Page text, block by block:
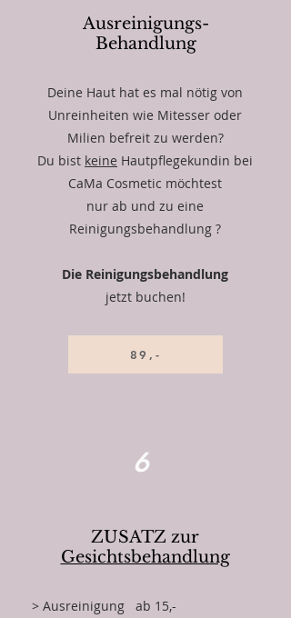
Ausreinigungs-
Behandlung
Deine Haut hat es mal nötig von
Unreinheiten wie Mitesser oder
Milien befreit zu werden?
Du bist keine Hautpflegekundin bei
CaMa Cosmetic möchtest
nur ab und zu eine
Reinigungsbehandlung ?
Die Reinigungsbehandlung
jetzt buchen!
89,-
6
ZUSATZ zur
Gesichtsbehandlung
> Ausreinigung ab 15,-